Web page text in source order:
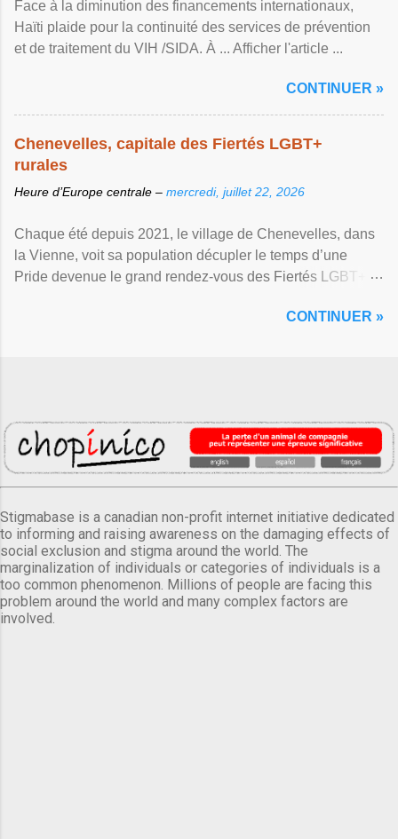
Face à la diminution des financements internationaux,
Haïti plaide pour la continuité des services de prévention
et de traitement du VIH /SIDA. À ... Afficher l'article ...
CONTINUER »
Chenevelles, capitale des Fiertés LGBT+
rurales
Heure d’Europe centrale – mercredi, juillet 22, 2026
Chaque été depuis 2021, le village de Chenevelles, dans
la Vienne, voit sa population décupler le temps d’une
Pride devenue le grand rendez-vous des Fiertés LGBT+
CONTINUER »
Stigmabase is a canadian non-profit internet initiative dedicated
to informing and raising awareness on the damaging effects of
social exclusion and stigma around the world. The
marginalization of individuals or categories of individuals is a
too common phenomenon. Millions of people are facing this
problem around the world and many complex factors are
involved.